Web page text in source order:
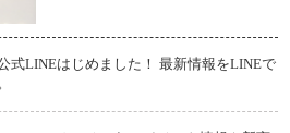
式LINEはじめました！ 最新情報をLINEで